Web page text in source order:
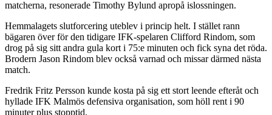
matcherna, resonerade Timothy Bylund apropå islossningen.
Hemmalagets slutforcering uteblev i princip helt. I stället rann
bägaren över för den tidigare IFK-spelaren Clifford Rindom, som
drog på sig sitt andra gula kort i 75:e minuten och fick syna det röda.
Brodern Jason Rindom blev också varnad och missar därmed nästa
match.
Fredrik Fritz Persson kunde kosta på sig ett stort leende efteråt och
hyllade IFK Malmös defensiva organisation, som höll rent i 90
minuter plus stopptid.